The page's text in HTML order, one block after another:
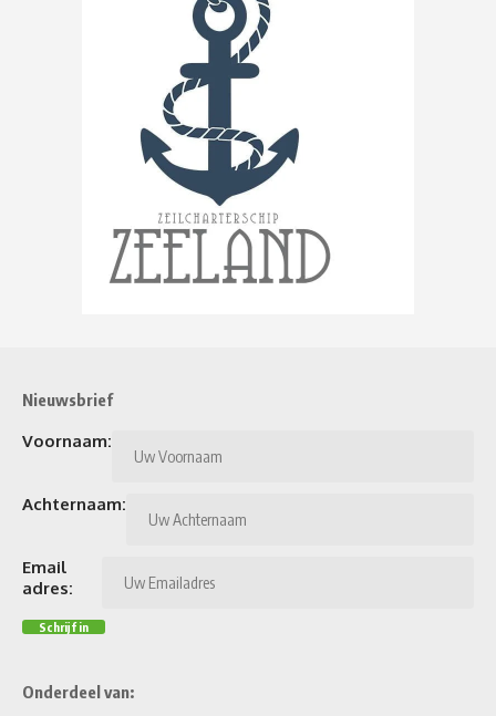
Nieuwsbrief
Voornaam:
Achternaam:
Email
adres:
Onderdeel van: